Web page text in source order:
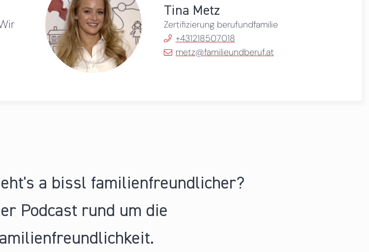
Tina Metz
Zertifizierung berufundfamilie
+431218507018
metz@familieundberuf.at
a bissl familienfreundlicher?
Podcast rund um die